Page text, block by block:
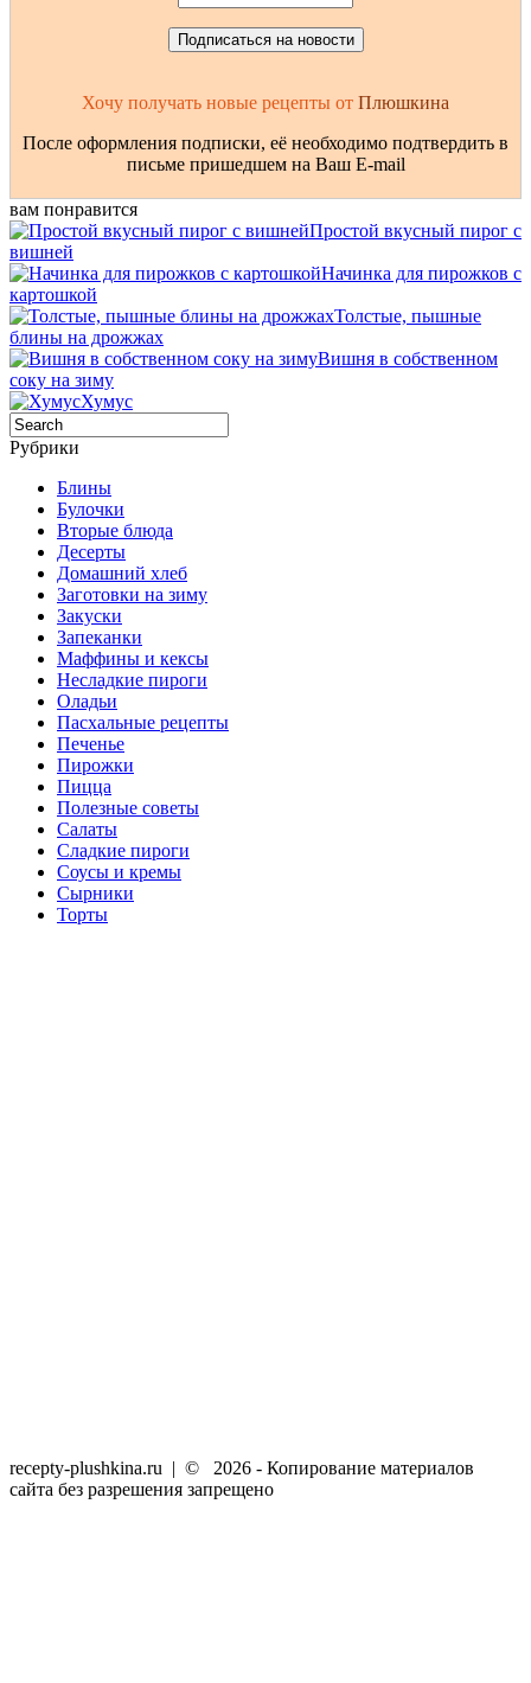
Хочу получать новые рецепты от Плюшкина
После оформления подписки, её необходимо подтвердить в
письме пришедшем на Ваш E-mail
вам понравится
Простой вкусный пирог с
вишней
Начинка для пирожков с
картошкой
Толстые, пышные
блины на дрожжах
Вишня в собственном
соку на зиму
Хумус
Рубрики
Блины
Булочки
Вторые блюда
Десерты
Домашний хлеб
Заготовки на зиму
Закуски
Запеканки
Маффины и кексы
Несладкие пироги
Оладьи
Пасхальные рецепты
Печенье
Пирожки
Пицца
Полезные советы
Салаты
Сладкие пироги
Соусы и кремы
Сырники
Торты
recepty-plushkina.ru | © 2026 - Копирование материалов
сайта без разрешения запрещено